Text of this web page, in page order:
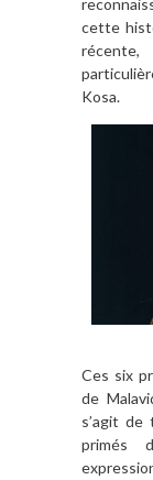
cette
Kosa.
Ces six
de
s’agit de
primés